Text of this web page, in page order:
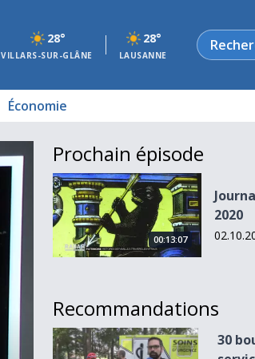
28°
VILLARS-SUR-GLÂNE
28°
LAUSANNE
Économie
Prochain épisode
Journal du 2 octobre 2020
00:13:07
2020
Recommandations
30 bougies pour le service
30